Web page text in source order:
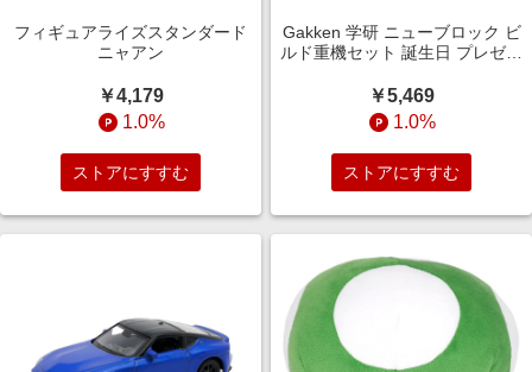
フィギュアライズスタンダード
ニャアン
￥4,179
1.0%
ストアにすすむ
Gakken 学研 ニューブロック ビ
ルド重機セット 誕生日 プレゼン
￥5,469
1.0%
ストアにすすむ